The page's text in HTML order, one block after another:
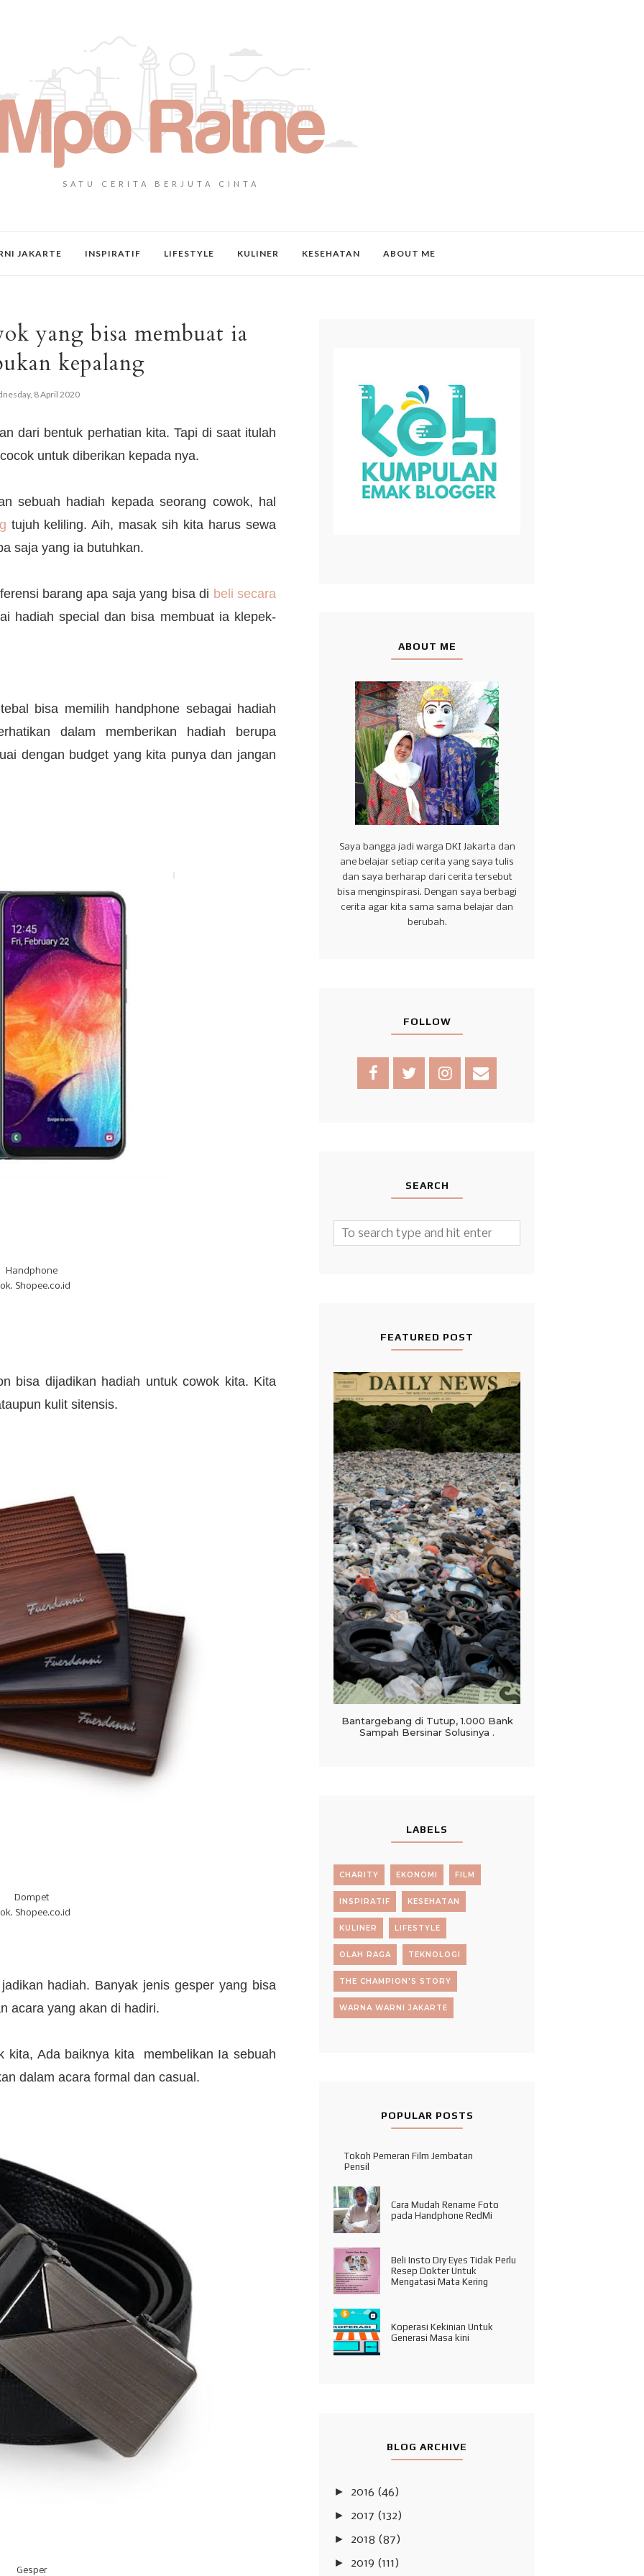
SATU CERITA BERJUTA CINTA
JAKARTE INSPIRATIF LIFESTYLE KULINER KESEHATAN ABOUT ME
yang bisa membuat ia
kepalang
8 April 2020
dari bentuk perhatian kita. Tapi di saat itulah
untuk diberikan kepada nya.
sebuah hadiah kepada seorang cowok, hal
tujuh keliling. Aih, masak sih kita harus sewa
saja yang ia butuhkan.
barang apa saja yang bisa di beli secara
hadiah special dan bisa membuat ia klepek-
bisa memilih handphone sebagai hadiah
dalam memberikan hadiah berupa
dengan budget yang kita punya dan jangan
Handphone
Shopee.co.id
bisa dijadikan hadiah untuk cowok kita. Kita
kulit sitensis.
Dompet
Shopee.co.id
hadiah. Banyak jenis gesper yang bisa
acara yang akan di hadiri.
kita, Ada baiknya kita membelikan Ia sebuah
dalam acara formal dan casual.
Gesper
ABOUT ME
Saya bangga jadi warga DKI Jakarta dan
ane belajar setiap cerita yang saya tulis
dan saya berharap dari cerita tersebut
bisa menginspirasi. Dengan saya berbagi
cerita agar kita sama sama belajar dan
berubah.
FOLLOW
SEARCH
FEATURED POST
Bantargebang di Tutup, 1.000 Bank
Sampah Bersinar Solusinya .
LABELS
CHARITY EKONOMI FILM
INSPIRATIF KESEHATAN
KULINER LIFESTYLE
OLAH RAGA TEKNOLOGI
THE CHAMPION'S STORY
WARNA WARNI JAKARTE
POPULAR POSTS
Tokoh Pemeran Film Jembatan
Pensil
Cara Mudah Rename Foto
pada Handphone RedMi
Beli Insto Dry Eyes Tidak Perlu
Resep Dokter Untuk
Mengatasi Mata Kering
Koperasi Kekinian Untuk
Generasi Masa kini
BLOG ARCHIVE
► 2016 (46)
► 2017 (132)
► 2018 (87)
► 2019 (111)